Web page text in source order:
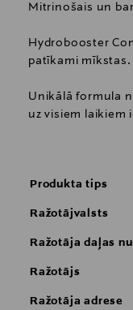
Mitrinošais un
Hydrobooster
patīkami mīkstas.
Unikālā formula
uz visiem
Jūsu lūpām ir
Produkta tips
Ražotājvalsts
Ražotāja daļas
Ražotājs
Ražotāja adrese